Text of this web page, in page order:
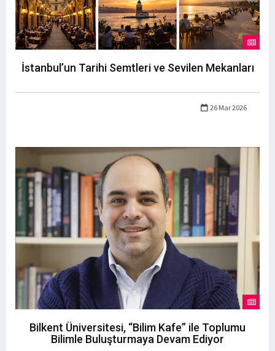
İstanbul’un Tarihi Semtleri ve Sevilen Mekanları
26 Mar 2026
Bilkent Üniversitesi, “Bilim Kafe” ile Toplumu
Bilimle Buluşturmaya Devam Ediyor